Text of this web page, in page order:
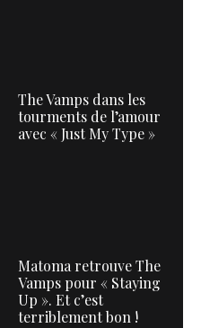
The Vamps dans les
tourments de l’amour
avec « Just My Type »
Matoma retrouve The
Vamps pour « Staying
Up ». Et c’est
terriblement bon !